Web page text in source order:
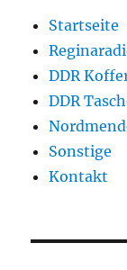
Startseite
DDR
DDR
Sonstige
Kontakt